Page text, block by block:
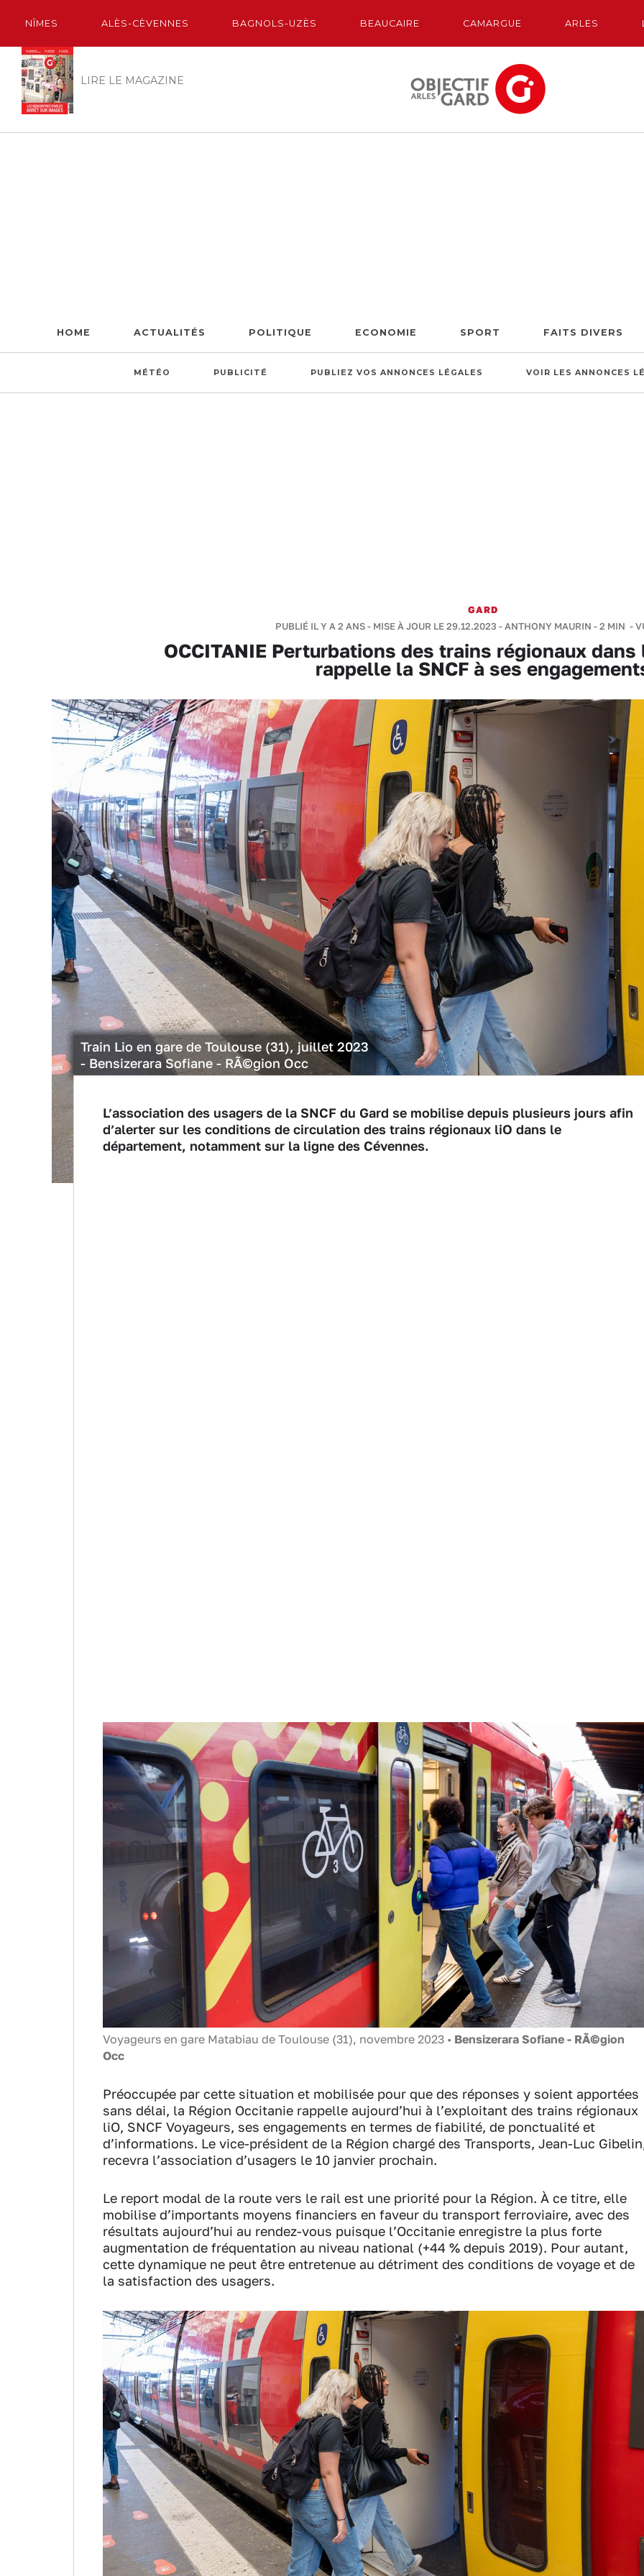
NÎMES ALÈS-CÈVENNES BAGNOLS-UZÈS BEAUCAIRE CAMARGUE ARLES
LIRE LE MAGAZINE
HOME ACTUALITÉS POLITIQUE ECONOMIE SPORT FAITS DIVERS
MÉTÉO PUBLICITÉ PUBLIEZ VOS ANNONCES LÉGALES VOIR LES ANNONCES
GARD
PUBLIÉ IL Y A 2 ANS - MISE À JOUR LE 29.12.2023 -ANTHONY MAURIN -2 MIN -
OCCITANIE Perturbations des trains régionaux dans
rappelle la SNCF à ses
Train Lio en gare de Toulouse (31), juillet 2023
- Bensizerara Sofiane - RÃ©gion Occ
L’association des usagers de la SNCF du Gard se mobilise depuis plusieurs jours afin
d’alerter sur les conditions de circulation des trains régionaux liO dans le
département, notamment sur la ligne des Cévennes.
Voyageurs en gare Matabiau de Toulouse (31), novembre 2023 • Bensizerara Sofiane - RÃ©gion
Occ
Préoccupée par cette situation et mobilisée pour que des réponses y soient apportées
sans délai, la Région Occitanie rappelle aujourd’hui à l’exploitant des trains régionaux
liO, SNCF Voyageurs, ses engagements en termes de fiabilité, de ponctualité et
d’informations. Le vice-président de la Région chargé des Transports, Jean-Luc
recevra l’association d’usagers le 10 janvier prochain.
Le report modal de la route vers le rail est une priorité pour la Région. À ce titre, elle
mobilise d’importants moyens financiers en faveur du transport ferroviaire, avec des
résultats aujourd’hui au rendez-vous puisque l’Occitanie enregistre la plus forte
augmentation de fréquentation au niveau national (+44 % depuis 2019). Pour autant,
cette dynamique ne peut être entretenue au détriment des conditions de voyage et de
la satisfaction des usagers.